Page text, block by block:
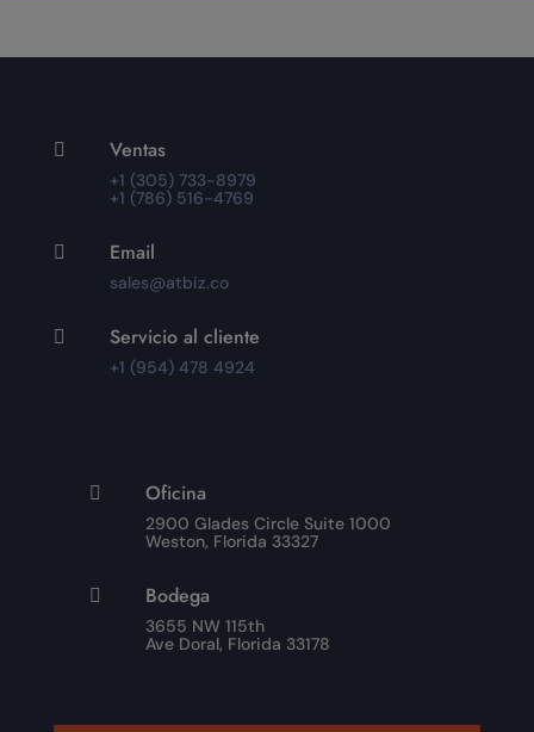
 Ventas
+1 (305) 733-8979
+1 (786) 516-4769
 Email
sales@atbiz.co
 Servicio al cliente
+1 (954) 478 4924
 Oficina
2900 Glades Circle Suite 1000
Weston, Florida 33327
 Bodega
3655 NW 115th
Ave Doral, Florida 33178